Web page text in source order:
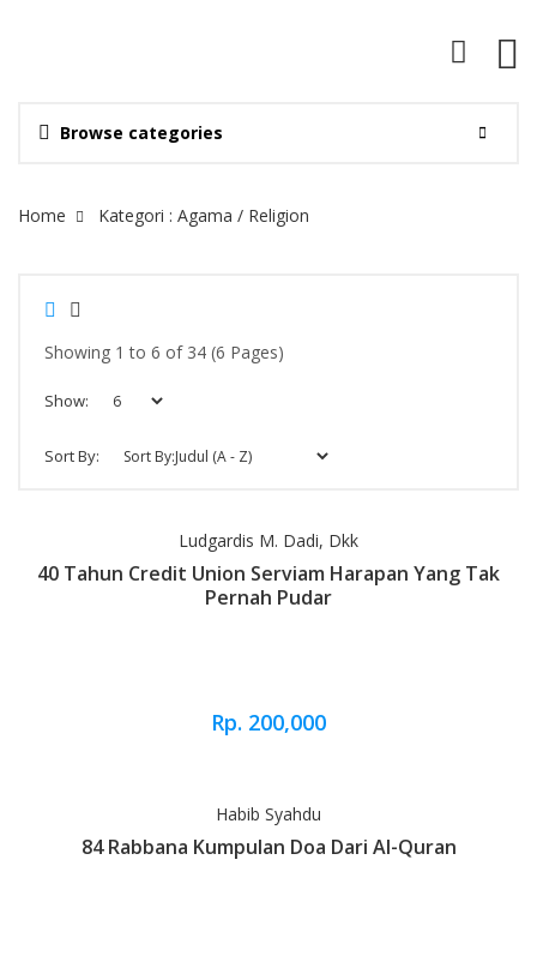
Browse categories
Site Breadcrumb
Home Kategori : Agama / Religion
Showing 1 to 6 of 34 (6 Pages)
Show:
Sort By:
Ludgardis M. Dadi, Dkk
40 Tahun Credit Union Serviam Harapan Yang Tak
Pernah Pudar
Rp. 200,000
Habib Syahdu
84 Rabbana Kumpulan Doa Dari Al-Quran